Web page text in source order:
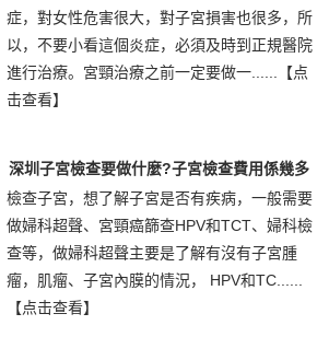
症，對女性危害很大，對子宮損害也很多，所
以，不要小看這個炎症，必須及時到正規醫院
進行治療。宮頸治療之前一定要做一......
【点
击查看】
深圳子宮檢查要做什麼?子宮檢查費用係幾多
檢查子宮，想了解子宮是否有疾病，一般需要
做婦科超聲、宮頸癌篩查HPV和TCT、婦科檢
查等，做婦科超聲主要是了解有沒有子宮腫
瘤，肌瘤、子宮內膜的情況， HPV和TC......
【点击查看】